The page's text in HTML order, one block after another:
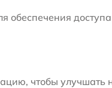
чтобы улучшать